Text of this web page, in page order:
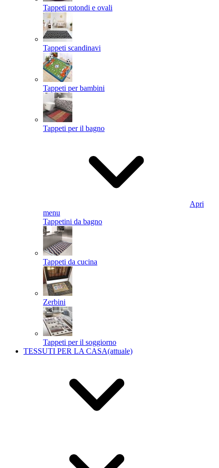
Tappeti rotondi e ovali
Tappeti scandinavi
Tappeti per bambini
Tappeti per il bagno
Apri
menu
Tappetini da bagno
Tappeti da cucina
Zerbini
Tappeti per il soggiorno
TESSUTI PER LA CASA(attuale)